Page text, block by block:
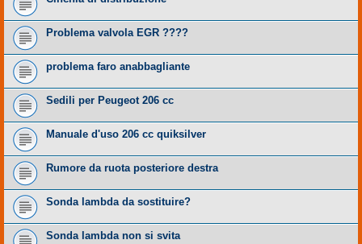
Problema valvola EGR ????
problema faro anabbagliante
Sedili per Peugeot 206 cc
Manuale d'uso 206 cc quiksilver
Rumore da ruota posteriore destra
Sonda lambda da sostituire?
Sonda lambda non si svita